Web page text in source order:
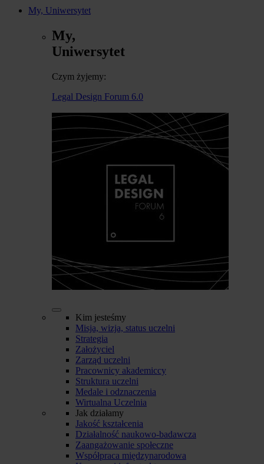
My, Uniwersytet
My,
Uniwersytet
Czym żyjemy:
Legal Design Forum 6.0
Kim jesteśmy
Misja, wizja, status uczelni
Strategia
Założyciel
Zarząd uczelni
Pracownicy akademiccy
Struktura uczelni
Medale i odznaczenia
Wirtualna Uczelnia
Jak działamy
Jakość kształcenia
Działalność naukowo-badawcza
Zaangażowanie społeczne
Współpraca międzynarodowa